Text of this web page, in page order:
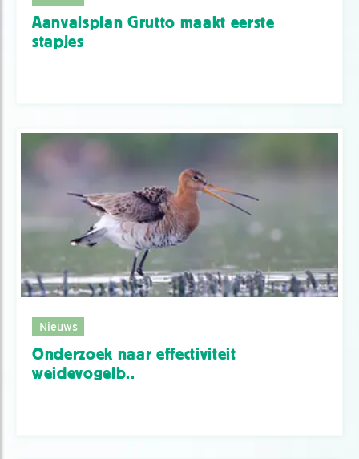
Aanvalsplan Grutto maakt eerste
stapjes
Nieuws
Onderzoek naar effectiviteit
weidevogelb..